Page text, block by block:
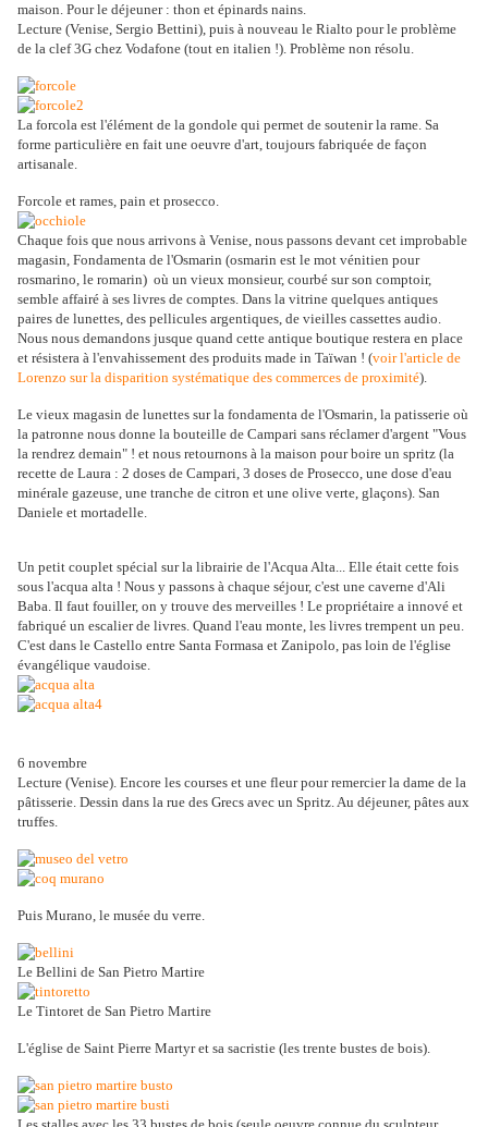
maison. Pour le déjeuner : thon et épinards nains.
Lecture (Venise, Sergio Bettini), puis à nouveau le Rialto pour le problème
de la clef 3G chez Vodafone (tout en italien !). Problème non résolu.
La forcola est l'élément de la gondole qui permet de soutenir la rame. Sa
forme particulière en fait une oeuvre d'art, toujours fabriquée de façon
artisanale.
Forcole et rames, pain et prosecco.
Chaque fois que nous arrivons à Venise, nous passons devant cet improbable
magasin, Fondamenta de l'Osmarin (osmarin est le mot vénitien pour
rosmarino, le romarin) où un vieux monsieur, courbé sur son comptoir,
semble affairé à ses livres de comptes. Dans la vitrine quelques antiques
paires de lunettes, des pellicules argentiques, de vieilles cassettes audio.
Nous nous demandons jusque quand cette antique boutique restera en place
et résistera à l'envahissement des produits made in Taïwan ! (voir l'article de
Lorenzo sur la disparition systématique des commerces de proximité).
Le vieux magasin de lunettes sur la fondamenta de l'Osmarin, la patisserie où
la patronne nous donne la bouteille de Campari sans réclamer d'argent "Vous
la rendrez demain" ! et nous retournons à la maison pour boire un spritz (la
recette de Laura : 2 doses de Campari, 3 doses de Prosecco, une dose d'eau
minérale gazeuse, une tranche de citron et une olive verte, glaçons). San
Daniele et mortadelle.
Un petit couplet spécial sur la librairie de l'Acqua Alta... Elle était cette fois
sous l'acqua alta ! Nous y passons à chaque séjour, c'est une caverne d'Ali
Baba. Il faut fouiller, on y trouve des merveilles ! Le propriétaire a innové et
fabriqué un escalier de livres. Quand l'eau monte, les livres trempent un peu.
C'est dans le Castello entre Santa Formasa et Zanipolo, pas loin de l'église
évangélique vaudoise.
6 novembre
Lecture (Venise). Encore les courses et une fleur pour remercier la dame de la
pâtisserie. Dessin dans la rue des Grecs avec un Spritz. Au déjeuner, pâtes aux
truffes.
Puis Murano, le musée du verre.
Le Bellini de San Pietro Martire
Le Tintoret de San Pietro Martire
L'église de Saint Pierre Martyr et sa sacristie (les trente bustes de bois).